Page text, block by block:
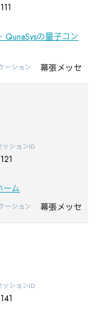
QunaSysの量子コン
ーション 幕張メッセ
ッションID
ーム
ーション 幕張メッセ
ッションID